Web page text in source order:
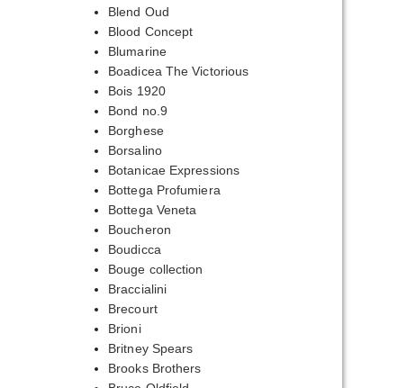
Blend Oud
Blood Concept
Blumarine
Boadicea The Victorious
Bois 1920
Bond no.9
Borghese
Borsalino
Botanicae Expressions
Bottega Profumiera
Bottega Veneta
Boucheron
Boudicca
Bouge collection
Braccialini
Brecourt
Brioni
Britney Spears
Brooks Brothers